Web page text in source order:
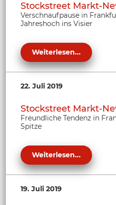
Stockstreet Markt-
Verschnaufpause in
Jahreshoch ins Visier
Weiterlesen...
22. Juli 2019
Stockstreet Markt-
Freundliche Tendenz in
Spitze
Weiterlesen...
19. Juli 2019